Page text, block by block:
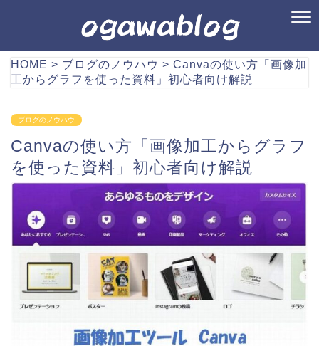
HOME > ブログのノウハウ > Canvaの使い方「画像加
工からグラフを使った資料」初心者向け解説
ブログのノウハウ
Canvaの使い方「画像加工からグラフ
を使った資料」初心者向け解説